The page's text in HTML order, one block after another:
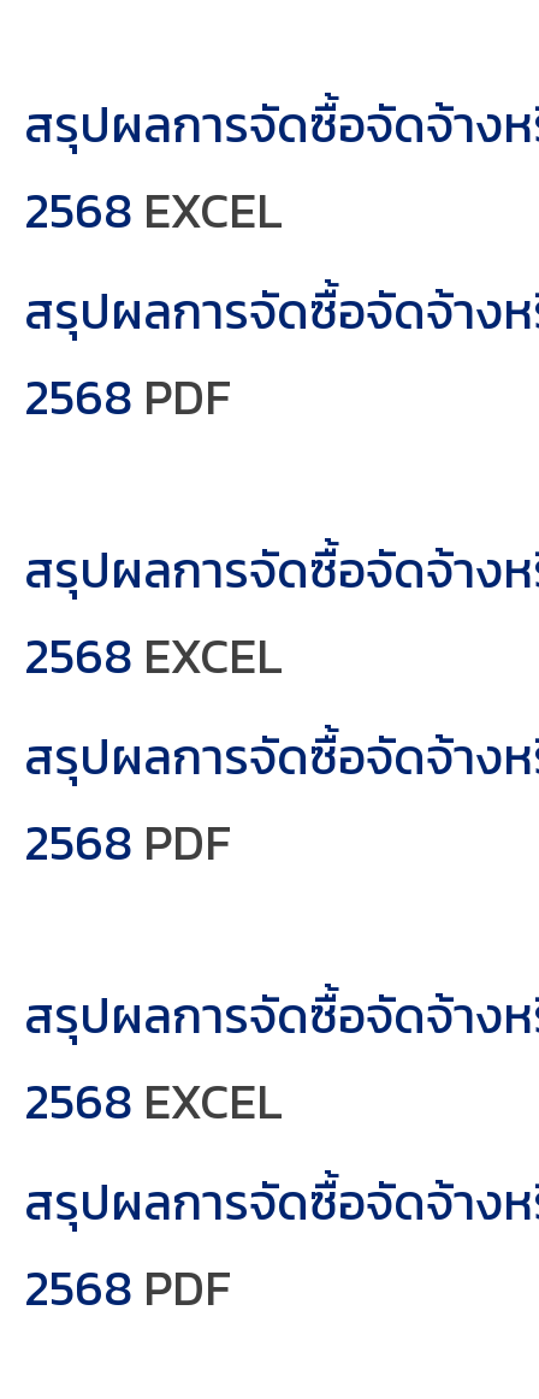
สรุปผลการจัดซื้อจัดจ้าง
2568 EXCEL
สรุปผลการจัดซื้อจัดจ้าง
2568 PDF
สรุปผลการจัดซื้อจัดจ้าง
2568 EXCEL
สรุปผลการจัดซื้อจัดจ้าง
2568 PDF
สรุปผลการจัดซื้อจัดจ้าง
2568 EXCEL
สรุปผลการจัดซื้อจัดจ้าง
2568 PDF